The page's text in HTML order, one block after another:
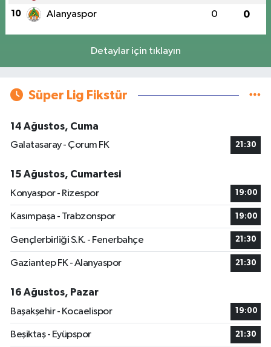
10 Alanyaspor 0 0
Detaylar için tıklayın
Süper Lig Fikstür
14 Ağustos, Cuma
Galatasaray - Çorum FK
21:30
15 Ağustos, Cumartesi
Konyaspor - Rizespor
19:00
Kasımpaşa - Trabzonspor 19:00
Gençlerbirliği S.K. - Fenerbahçe 21:30
Gaziantep FK - Alanyaspor 21:30
16 Ağustos, Pazar
Başakşehir - Kocaelispor
19:00
Beşiktaş - Eyüpspor 21:30